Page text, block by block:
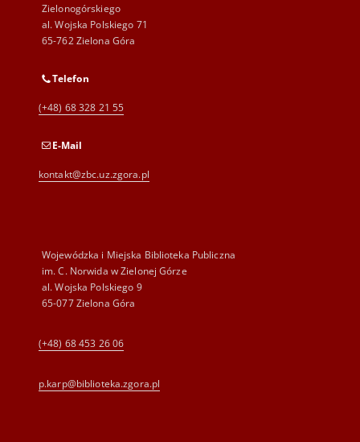
Zielonogórskiego
al. Wojska Polskiego 71
65-762 Zielona Góra
Telefon
(+48) 68 328 21 55
E-Mail
kontakt@zbc.uz.zgora.pl
Wojewódzka i Miejska Biblioteka Publiczna
im. C. Norwida w Zielonej Górze
al. Wojska Polskiego 9
65-077 Zielona Góra
(+48) 68 453 26 06
p.karp@biblioteka.zgora.pl